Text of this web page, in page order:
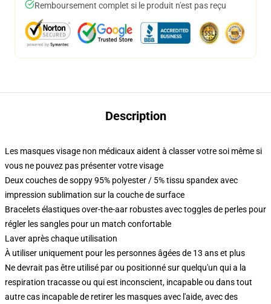
Remboursement complet si le produit n'est pas reçu
Description
Les masques visage non médicaux aident à classer votre soi même si
vous ne pouvez pas présenter votre visage
Deux couches de soppy 95% polyester / 5% tissu spandex avec
impression sublimation sur la couche de surface
Bracelets élastiques over-the-aar robustes avec toggles de perles pour
régler les sangles pour un match confortable
Laver après chaque utilisation
À utiliser uniquement pour les personnes âgées de 13 ans et plus
Ne devrait pas être utilisé par ou positionné sur quelqu'un qui a la
respiration tracasse ou qui est inconscient, incapable ou dans tout
autre cas incapable de retirer les masques avec l'aide, avec des